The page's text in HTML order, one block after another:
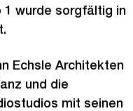
1 wurde sorgfältig in
Echsle Architekten
und die
mit seinen